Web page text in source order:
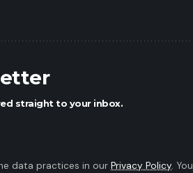
straight to your inbox.
data practices in our Privacy Policy. You